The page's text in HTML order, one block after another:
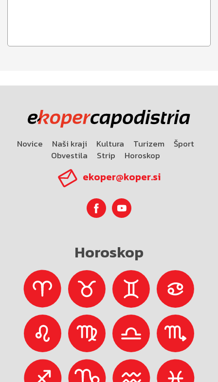
Novice Naši kraji Kultura Turizem
Šport
Obvestila
Strip Horoskop
ekoper@koper.si
Horoskop